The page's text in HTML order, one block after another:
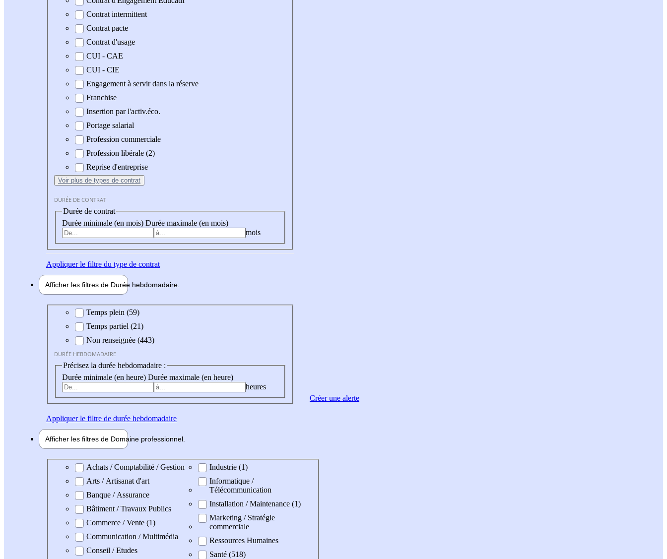
Contrat intermittent
Contrat pacte
Contrat d'usage
CUI - CAE
CUI - CIE
Engagement à servir dans la réserve
Franchise
Insertion par l'activ.éco.
Portage salarial
Profession commerciale
Profession libérale (2)
Reprise d'entreprise
Voir plus de types de contrat
DURÉE DE CONTRAT
Durée de contrat
Durée minimale (en mois) Durée maximale (en mois)
mois
Appliquerle filtre du type de contrat
Afficher les filtres de Durée hebdomadaire
Durée hebdomadaire
Temps plein (59)
Temps partiel (21)
Non renseignée (443)
DURÉE HEBDOMADAIRE
Précisez la durée hebdomadaire :
Durée minimale (en heure) Durée maximale (en heure)
heures
Appliquerle filtre de durée hebdomadaire
Afficher les filtres de Domaine professionnel
Domaine professionel
Achats / Comptabilité / Gestion
Arts / Artisanat d'art
Banque / Assurance
Bâtiment / Travaux Publics
Commerce / Vente (1)
Communication / Multimédia
Conseil / Etudes
Industrie (1)
Informatique /
Télécommunication
Installation / Maintenance (1)
Marketing / Stratégie
commerciale
Ressources Humaines
Santé (518)
Créer une alerte